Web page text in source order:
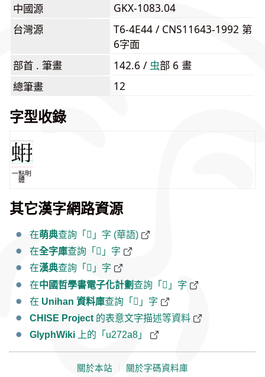
中國源
GKX-1083.04
台灣源
T6-4E44 / CNS11643-1992 第
6字面
部首 . 筆畫
142.6 / ⾍部 6 畫
總筆畫
12
字型收錄
一點明
體
其它漢字網路資源
在萌典查詢「𧊨」字 (華語)
在全字庫查詢「𧊨」字
在漢典查詢「𧊨」字
在中國哲學書電子化計劃查詢「𧊨」字
在 Unihan 資料庫查詢「𧊨」字
CHISE Project 的表意文字描述等資料
GlyphWiki 上的「u272a8」
關於本站 關於字碼資料庫